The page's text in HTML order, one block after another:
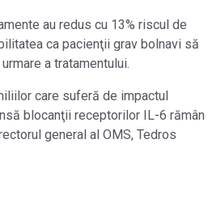
au redus cu 13% riscul de
ca pacienţii grav bolnavi să
a tratamentului.
care suferă de impactul
blocanţii receptorilor IL-6 rămân
general al OMS, Tedros